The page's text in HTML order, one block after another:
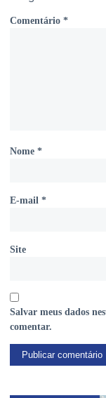
Comentário *
Nome *
E-mail *
Site
Salvar meus dados
comentar.